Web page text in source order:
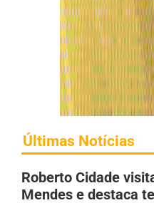
Últimas Notícias
Roberto Cidade
Mendes e destaca